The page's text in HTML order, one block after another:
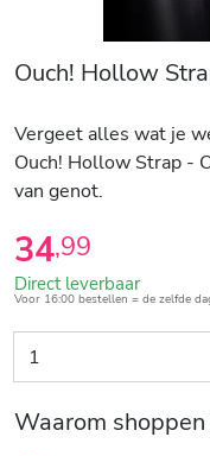
Ouch! Hollow
Vergeet alles wat je
Ouch! Hollow Strap -
van genot.
34,99
Direct leverbaar
Voor 16:00 bestellen = de zelfde
Waarom